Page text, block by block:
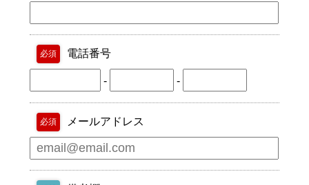
必須 電話番号
- -
必須 メールアドレス